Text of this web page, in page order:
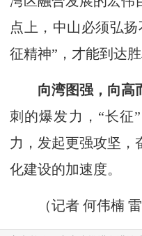
点上，中山必须弘
征精神”，才能到达胜
向湾图强，向高
刺的爆发力，“长征
力，发起更强攻坚，
化建设的加速度。
（记者 何伟楠 雷